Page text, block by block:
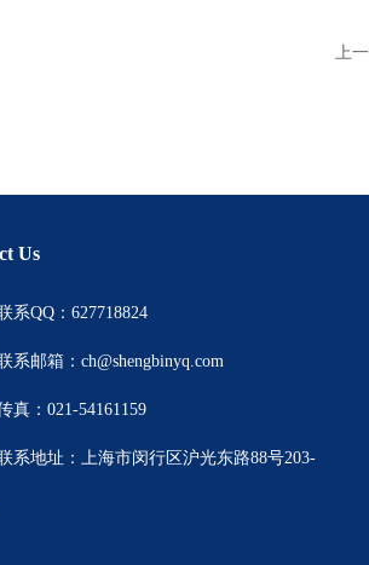
上
Us
系QQ：627718824
系邮箱：ch@shengbinyq.com
真：021-54161159
系地址：上海市闵行区沪光东路88号203-